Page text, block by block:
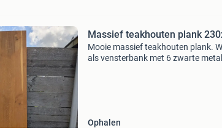
Massief teakhouten plank
Mooie massief teakhouten plank.
als vensterbank met 6 zwarte
Ophalen